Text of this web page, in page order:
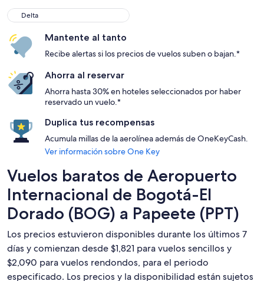
Delta
Delta
Mantente al tanto
Recibe alertas si los precios de vuelos suben o bajan.*
Ahorra al reservar
Ahorra hasta 30% en hoteles seleccionados por haber
reservado un vuelo.*
Duplica tus recompensas
Acumula millas de la aerolínea además de OneKeyCash.
Ver información sobre One Key
Vuelos baratos de Aeropuerto
Internacional de Bogotá-El
Dorado (BOG) a Papeete (PPT)
Los precios estuvieron disponibles durante los últimos 7
días y comienzan desde $1,821 para vuelos sencillos y
$2,090 para vuelos rendondos, para el periodo
especificado. Los precios y la disponibilidad están sujetos